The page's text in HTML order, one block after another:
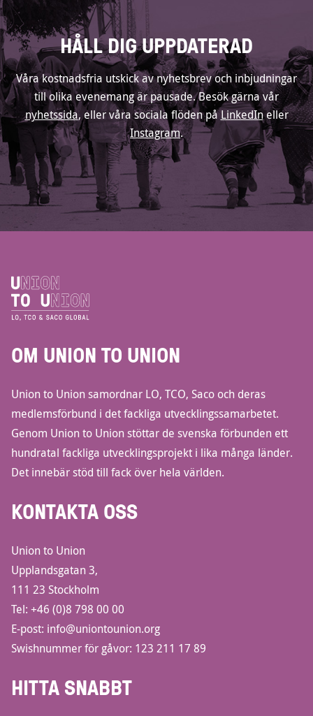
HÅLL DIG UPPDATERAD
Våra kostnadsfria utskick av nyhetsbrev och inbjudningar
till olika evenemang är pausade. Besök gärna vår
nyhetssida, eller våra sociala flöden påLinkedIneller
Instagram.
OM UNION TO UNION
Union to Union samordnar LO, TCO, Saco och deras
medlemsförbund i det fackliga utvecklingssamarbetet.
Genom Union to Union stöttar de svenska förbunden ett
hundratal fackliga utvecklingsprojekt i lika många länder.
Det innebär stöd till fack över hela världen.
KONTAKTA OSS
Union to Union
Upplandsgatan 3,
111 23 Stockholm
Tel: +46 (0)8 798 00 00
E-post: info@uniontounion.org
Swishnummer för gåvor: 123 211 17 89
HITTA SNABBT